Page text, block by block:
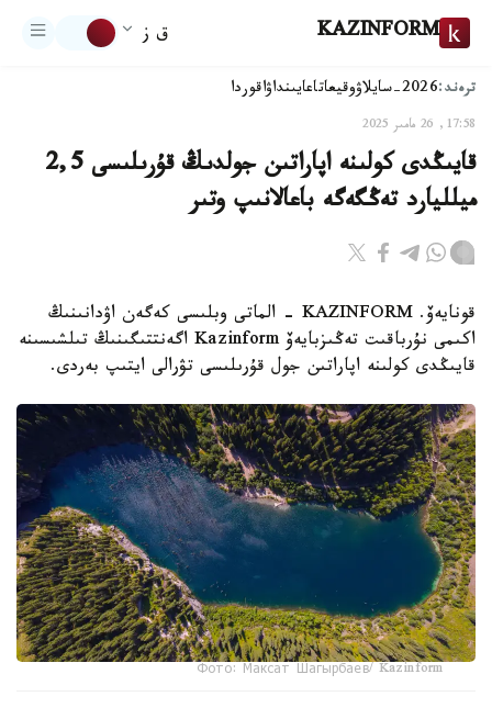
KAZINFORM ق ز
ترەند:2026-سايلاۋ وقيعاتاعايىنداۋاقوردا
17:58, 26 مامىر 2025
قايىڭدى كولىنە اپاراتىن جولدىڭ قۇرىلىسى 2,5
ميلليارد تەڭگەگە باعالانىپ وتىر
قونايەۆ. KAZINFORM - الماتى وبلىسى كەگەن اۋدانىنىڭ
اكىمى نۇرباقىت تەڭىزبايەۆ Kazinform اگەنتتىگىنىڭ تىلشىسىنە
قايىڭدى كولىنە اپاراتىن جول قۇرىلىسى تۋرالى ايتىپ بەردى.
Фото: Максат Шагырбаев/ Kazinform